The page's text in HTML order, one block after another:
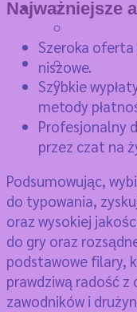
Najważniejsze
Szeroka oferta
niszowe.
Szybkie
metody
Profesjonalny
przez czat na
Podsumowując,
do typowania,
oraz wysokiej
do gry oraz
podstawowe filary,
prawdziwą radość
zawodników i